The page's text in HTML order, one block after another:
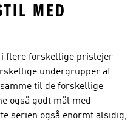
MED
flere forskellige prislejer
undergrupper af
til de forskellige
også godt mål med
serien også enormt alsidig,